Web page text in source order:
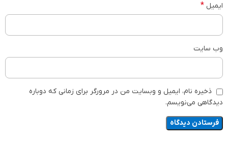
ایمیل *
وب‌ سایت
ذخیره نام، ایمیل و وبسایت من در مرورگر برای زمانی که دوباره
دیدگاهی می‌نویسم.